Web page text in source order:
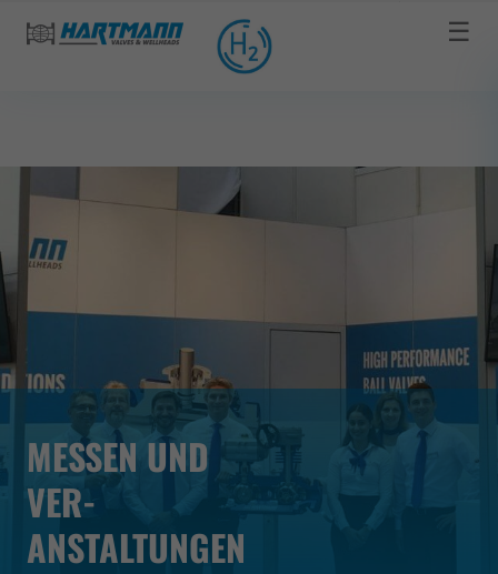
☰
MESSEN UND
VER-
ANSTALTUNGEN